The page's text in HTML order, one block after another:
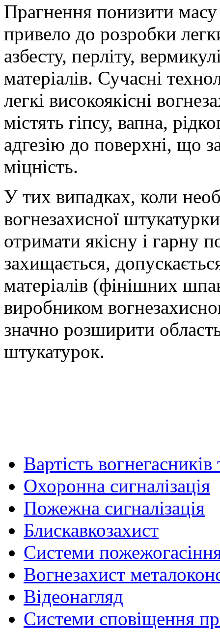
Прагнення понизити
привело до розробки
азбесту, перліту,
матеріалів. Сучасні
легкі високоякісні
містять гіпсу, вапна,
адгезію до поверхні, що
міцність.
У тих випадках, коли
вогнезахисної
отримати якісну і гарну
захищається,
матеріалів (фінішних
виробником
значно розширити
штукатурок.
Вартість
Охоронна сигналізація
Пожежна сигналізація
Блискавкозахист
Системи
Вогнезахист
Відеонагляд
Системи сповіщення